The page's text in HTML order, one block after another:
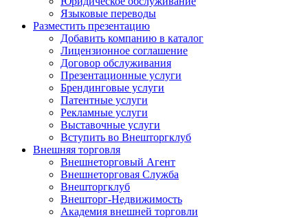
Языковые переводы
Разместить презентацию
Добавить компанию в каталог
Лицензионное соглашение
Договор обслуживания
Презентационные услуги
Брендинговые услуги
Патентные услуги
Рекламные услуги
Выставочные услуги
Вступить во Внешторгклуб
Внешняя торговля
Внешнеторговый Агент
Внешнеторговая Служба
Внешторгклуб
Внешторг-Недвижимость
Академия внешней торговли